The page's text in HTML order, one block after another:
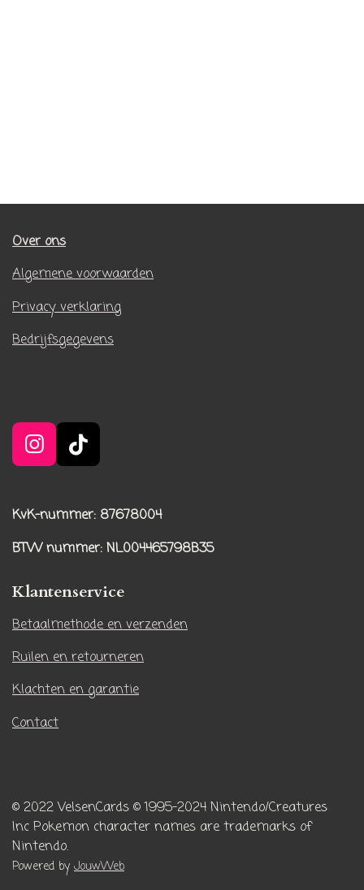
Over ons
Algemene voorwaarden
Privacy verklaring
Bedrijfsgegevens
I
n
t
a
g
a
m
T
i
T
o
k
KvK-nummer: 87678004
BTW nummer: NL004465798B35
Klantenservice
Betaalmethode en verzenden
Ruilen en retourneren
Klachten en garantie
Contact
© 2022 VelsenCards © 1995-2024 Nintendo/Creatures
Inc Pokemon character names are trademarks of
Nintendo.
Powered byJouwWeb